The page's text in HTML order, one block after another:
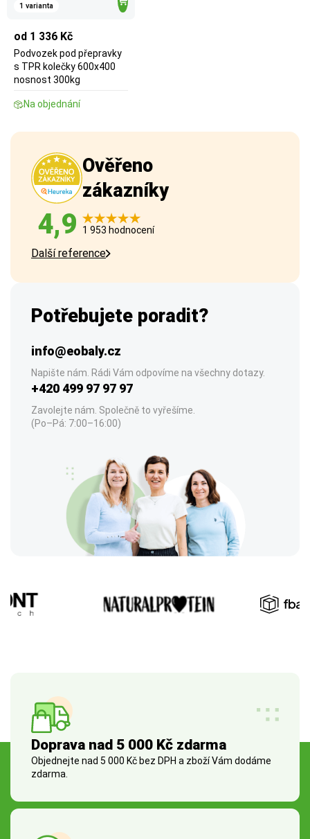
1 varianta
od 1 336 Kč
Podvozek pod přepravky
s TPR kolečky 600x400
nosnost 300kg
Na objednání
Ověřeno
zákazníky
4,9 1 953 hodnocení
Další reference
Potřebujete poradit?
info@eobaly.cz
Napište nám. Rádi Vám odpovíme na všechny dotazy.
+420 499 97 97 97
Zavolejte nám. Společně to vyřešíme.
(Po–Pá: 7:00–16:00)
Doprava nad 5 000 Kč zdarma
Objednejte nad 5 000 Kč bez DPH a zboží Vám dodáme
zdarma.